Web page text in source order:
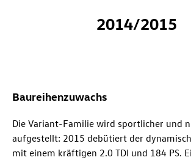
2014/2015
Baureihenzuwachs
Die Variant-Familie wird sportlicher und
aufgestellt: 2015 debütiert der
mit einem kräftigen 2.0 TDI und 184 PS.